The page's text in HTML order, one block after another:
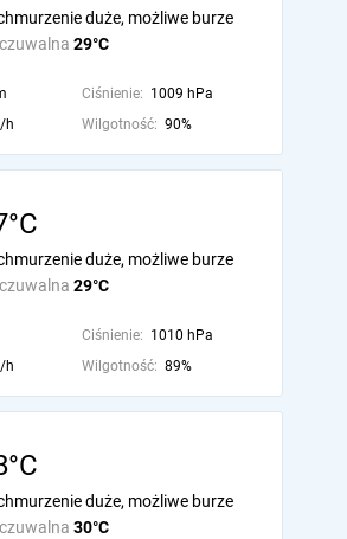
29°C
duże, możliwe burze
Ciśnienie: 1009 hPa
h Wilgotność: 90%
29°C
duże, możliwe burze
Ciśnienie: 1010 hPa
h Wilgotność: 89%
30°C
duże, możliwe burze